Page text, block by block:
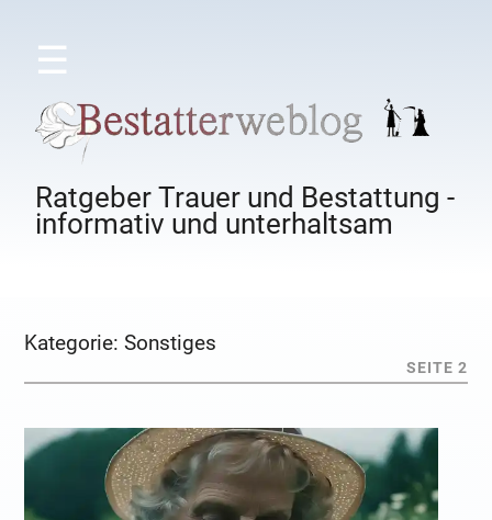
☰
Ratgeber Trauer und Bestattung -
informativ und unterhaltsam
Kategorie:Sonstiges
SEITE 2